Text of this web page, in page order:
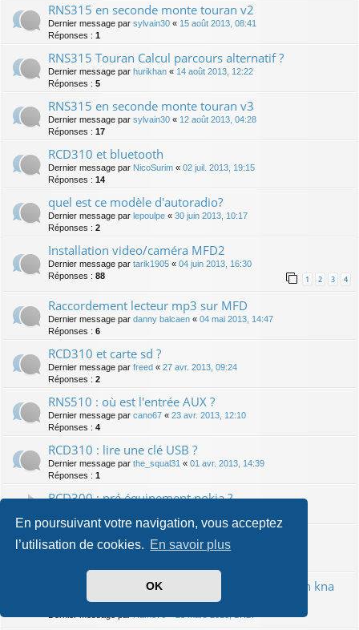
En poursuivant votre navigation, vous acceptez
l’utilisation de cookies. En savoir plus
OK
RNS315 en seconde monte touran v2
Dernier message par sylvain30 « 15 août 2013, 08:41
Réponses : 1
RNS315 Touran Calcul parcours alternatif ?
Dernier message par hurikhan « 14 août 2013, 12:22
Réponses : 5
RNS315 en seconde monte touran v3
Dernier message par sylvain30 « 12 août 2013, 04:28
Réponses : 17
RCD310 et bluetooth
Dernier message par NicoSurim « 02 juil. 2013, 19:15
Réponses : 14
quel est ce modèle d'autoradio?
Dernier message par lepoulpe « 30 juin 2013, 10:17
Réponses : 2
Installation video/caméra MFD2
Dernier message par tarik1905 « 04 juin 2013, 16:30
Réponses : 88 1 2 3 4
Raccordement lecteur mp3 sur MFD
Dernier message par danny balcaen « 04 mai 2013, 14:47
Réponses : 6
RCD310 et carte sd ?
Dernier message par freed « 27 avr. 2013, 09:24
Réponses : 2
RNS510 : où est l'entrée AUX ?
Dernier message par cano67 « 23 avr. 2013, 12:10
Réponses : 4
RCD310 : lire une clé USB ?
Dernier message par the_squal31 « 01 avr. 2013, 14:39
Réponses : 1
RCD300 : pré équipement nokia ?
RCD500 : fiches à l'arrière ?
Dernier message parmegamach1975«24 mars 2013, 14:06
Kenwood ddx 7025 avec système de navigation kna
dv-3200